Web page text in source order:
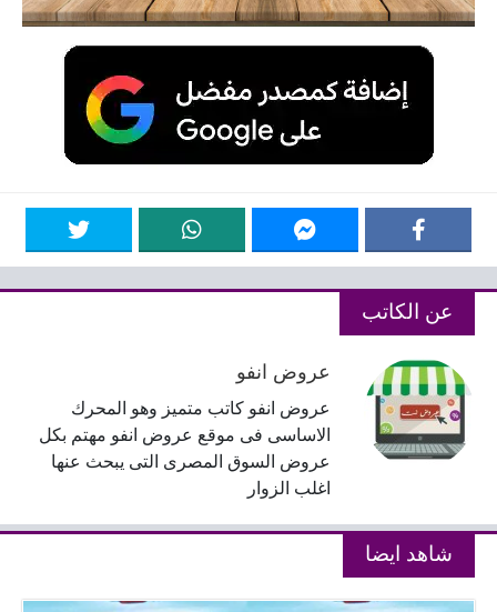
عن الكاتب
عروض انفو
عروض انفو كاتب متميز وهو المحرك
الاساسى فى موقع عروض انفو مهتم بكل
عروض السوق المصرى التى يبحث عنها
اغلب الزوار
شاهد ايضا